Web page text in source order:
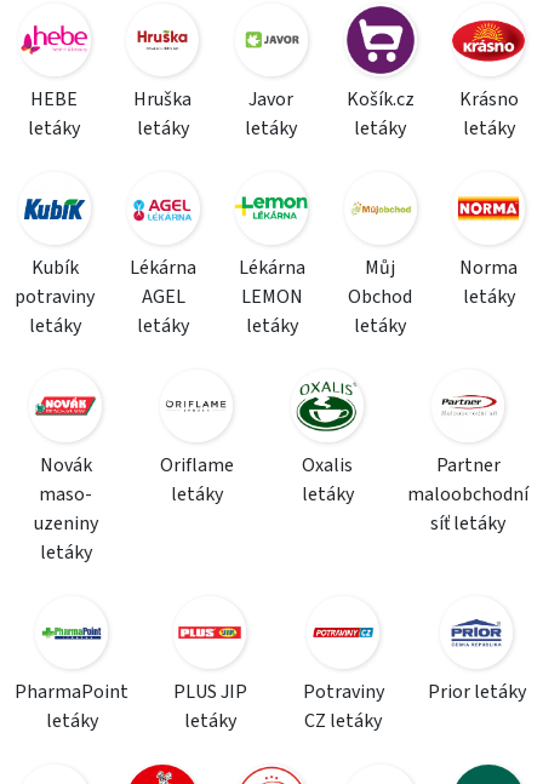
HEBE
letáky
Hruška
letáky
Javor
letáky
Košík.cz
letáky
Krásno
letáky
Kubík
potraviny
letáky
Lékárna
AGEL
letáky
Lékárna
LEMON
letáky
Můj
Obchod
letáky
Norma
letáky
Novák
maso-
uzeniny
letáky
Oriflame
letáky
Oxalis
letáky
Partner
maloobchodní
síť letáky
PharmaPoint
letáky
PLUS JIP
letáky
Potraviny
CZ letáky
Prior letáky